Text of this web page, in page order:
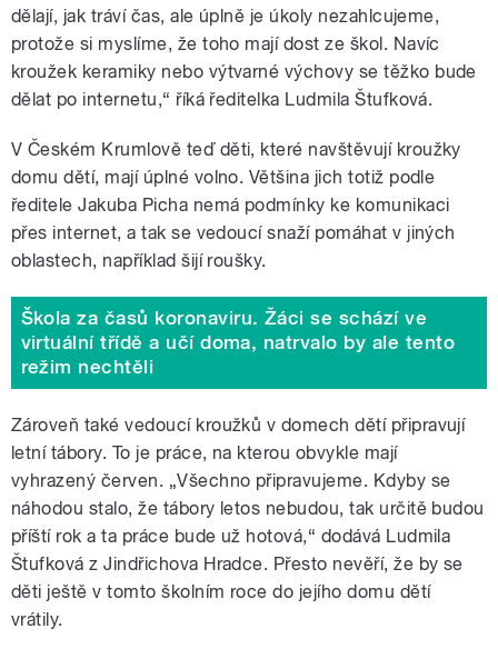
dělají, jak tráví čas, ale úplně je úkoly nezahlcujeme,
protože si myslíme, že toho mají dost ze škol. Navíc
kroužek keramiky nebo výtvarné výchovy se těžko bude
dělat po internetu,“ říká ředitelka Ludmila Štufková.
V Českém Krumlově teď děti, které navštěvují kroužky
domu dětí, mají úplné volno. Většina jich totiž podle
ředitele Jakuba Picha nemá podmínky ke komunikaci
přes internet, a tak se vedoucí snaží pomáhat v jiných
oblastech, například šijí roušky.
Škola za časů koronaviru. Žáci se schází ve
virtuální třídě a učí doma, natrvalo by ale tento
režim nechtěli
Zároveň také vedoucí kroužků v domech dětí připravují
letní tábory. To je práce, na kterou obvykle mají
vyhrazený červen. „Všechno připravujeme. Kdyby se
náhodou stalo, že tábory letos nebudou, tak určitě budou
příští rok a ta práce bude už hotová,“ dodává Ludmila
Štufková z Jindřichova Hradce. Přesto nevěří, že by se
děti ještě v tomto školním roce do jejího domu dětí
vrátily.